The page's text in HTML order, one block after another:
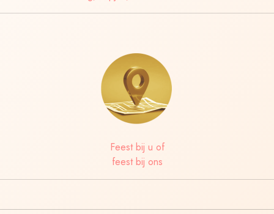
Feest bij u of
feest bij ons